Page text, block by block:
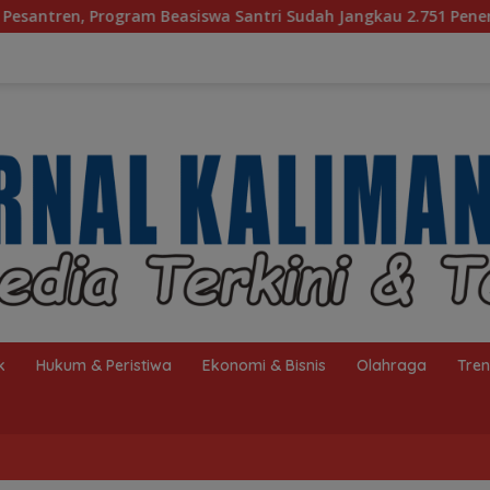
Santri Sudah Jangkau 2.751 Penerima Bagaimana
Hukum & Peristiwa Ekonomi & Bisnis Olahraga